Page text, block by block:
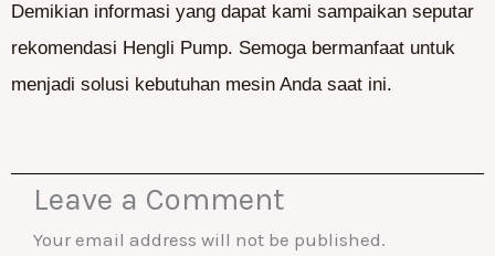
Demikian informasi yang dapat kami sampaikan seputar
rekomendasi Hengli Pump. Semoga bermanfaat untuk
menjadi solusi kebutuhan mesin Anda saat ini.
Leave a Comment
Your email address will not be published.